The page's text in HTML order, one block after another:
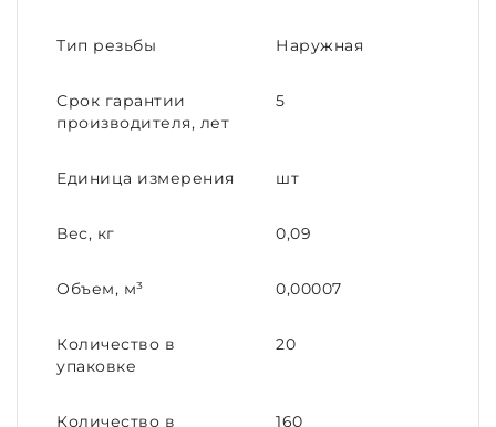
Тип резьбы Наружная
Срок гарантии
производителя, лет
5
Единица измерения шт
Вес, кг 0,09
Объем, м³ 0,00007
Количество в
упаковке
20
Количество в
160